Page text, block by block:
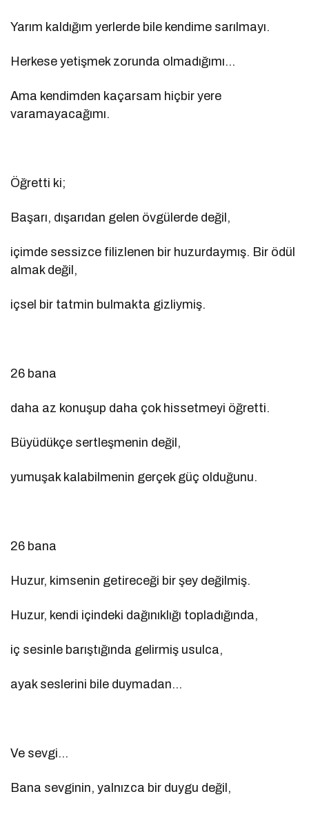
Yarım kaldığım yerlerde bile kendime sarılmayı.
Herkese yetişmek zorunda olmadığımı…
Ama kendimden kaçarsam hiçbir yere
varamayacağımı.
Öğretti ki;
Başarı, dışarıdan gelen övgülerde değil,
içimde sessizce filizlenen bir huzurdaymış. Bir ödül
almak değil,
içsel bir tatmin bulmakta gizliymiş.
26 bana
daha az konuşup daha çok hissetmeyi öğretti.
Büyüdükçe sertleşmenin değil,
yumuşak kalabilmenin gerçek güç olduğunu.
26 bana
Huzur, kimsenin getireceği bir şey değilmiş.
Huzur, kendi içindeki dağınıklığı topladığında,
iç sesinle barıştığında gelirmiş usulca,
ayak seslerini bile duymadan…
Ve sevgi…
Bana sevginin, yalnızca bir duygu değil,